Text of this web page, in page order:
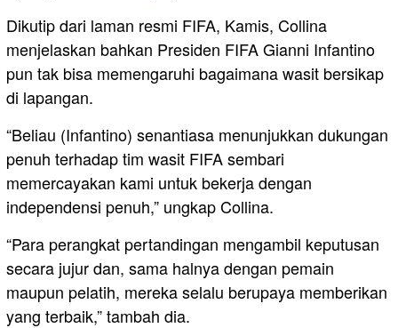
Dikutip dari laman resmi FIFA, Kamis, Collina
menjelaskan bahkan Presiden FIFA Gianni Infantino
pun tak bisa memengaruhi bagaimana wasit bersikap
di lapangan.
“Beliau (Infantino) senantiasa menunjukkan dukungan
penuh terhadap tim wasit FIFA sembari
memercayakan kami untuk bekerja dengan
independensi penuh,” ungkap Collina.
“Para perangkat pertandingan mengambil keputusan
secara jujur ​​dan, sama halnya dengan pemain
maupun pelatih, mereka selalu berupaya memberikan
yang terbaik,” tambah dia.